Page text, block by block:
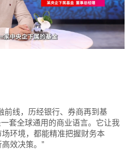
前线，历经银行、券商再到基
套全球通用的商业语言。它让我
环境，都能精准把握财务本
效决策。”